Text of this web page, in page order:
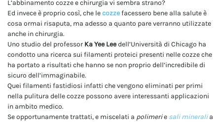
L’abbinamento cozze e chirurgia vi sembra strano?
Ed invece è proprio così, che lecozzefacessero bene alla salute è
cosa ormai risaputa, ma adesso a quanto pare verranno utilizzate
anche in chirurgia.
Uno studio del professor Ka Yee Leedell’Università di Chicago ha
condotto una ricerca sui filamenti proteici presenti nelle cozze che
ha portato a risultati che hanno se non proprio dell’incredibile di
sicuro dell’immaginabile.
Quei filamenti fastidiosi infatti che vengono eliminati per primi
nella pulitura delle cozze possono avere interessanti applicazioni
in ambito medico.
Se opportunamente trattati, e miscelati a polimerie sali minerali a